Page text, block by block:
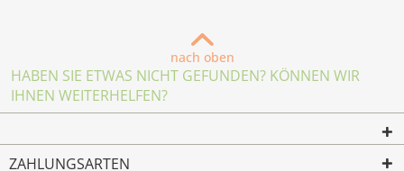
nach oben
HABEN SIE ETWAS NICHT GEFUNDEN? KÖNNEN WIR
IHNEN WEITERHELFEN?
ZAHLUNGSARTEN